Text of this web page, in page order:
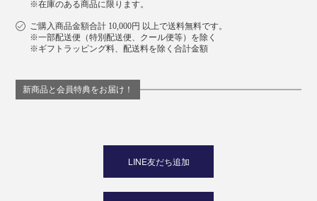
母の日や敬老の日、誕生日、クリスマスなど、相手の心
※在庫のある商品に限ります。
ご購入商品金額合計 10,000円 以上で送料無料です。
※一部配送便（特別配送便、クール便等）を除く
※ギフトラッピング料、配送料を除く合計金額
新商品と会員特典をお届け！
LINE友だち追加